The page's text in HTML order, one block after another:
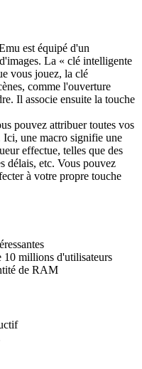
est équipé d'un
La « clé intelligente
vous jouez, la clé
comme l'ouverture
Il associe ensuite la touche
pouvez attribuer toutes vos
Ici, une macro signifie une
effectue, telles que des
délais, etc. Vous pouvez
à votre propre touche
10 millions d'utilisateurs
de RAM